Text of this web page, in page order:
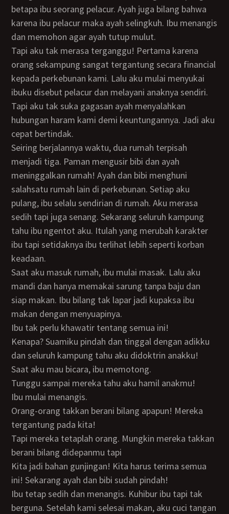
betapa ibu seorang pelacur. Ayah juga bilang bahwa
karena ibu pelacur maka ayah selingkuh. Ibu menangis
dan memohon agar ayah tutup mulut.
Tapi aku tak merasa terganggu! Pertama karena
orang sekampung sangat tergantung secara financial
kepada perkebunan kami. Lalu aku mulai menyukai
ibuku disebut pelacur dan melayani anaknya sendiri.
Tapi aku tak suka gagasan ayah menyalahkan
hubungan haram kami demi keuntungannya. Jadi aku
cepat bertindak.
Seiring berjalannya waktu, dua rumah terpisah
menjadi tiga. Paman mengusir bibi dan ayah
meninggalkan rumah! Ayah dan bibi menghuni
salahsatu rumah lain di perkebunan. Setiap aku
pulang, ibu selalu sendirian di rumah. Aku merasa
sedih tapi juga senang. Sekarang seluruh kampung
tahu ibu ngentot aku. Itulah yang merubah karakter
ibu tapi setidaknya ibu terlihat lebih seperti korban
keadaan.
Saat aku masuk rumah, ibu mulai masak. Lalu aku
mandi dan hanya memakai sarung tanpa baju dan
siap makan. Ibu bilang tak lapar jadi kupaksa ibu
makan dengan menyuapinya.
Ibu tak perlu khawatir tentang semua ini!
Kenapa? Suamiku pindah dan tinggal dengan adikku
dan seluruh kampung tahu aku didoktrin anakku!
Saat aku mau bicara, ibu memotong.
Tunggu sampai mereka tahu aku hamil anakmu!
Ibu mulai menangis.
Orang-orang takkan berani bilang apapun! Mereka
tergantung pada kita!
Tapi mereka tetaplah orang. Mungkin mereka takkan
berani bilang didepanmu tapi
Kita jadi bahan gunjingan! Kita harus terima semua
ini! Sekarang ayah dan bibi sudah pindah!
Ibu tetap sedih dan menangis. Kuhibur ibu tapi tak
berguna. Setelah kami selesai makan, aku cuci tangan